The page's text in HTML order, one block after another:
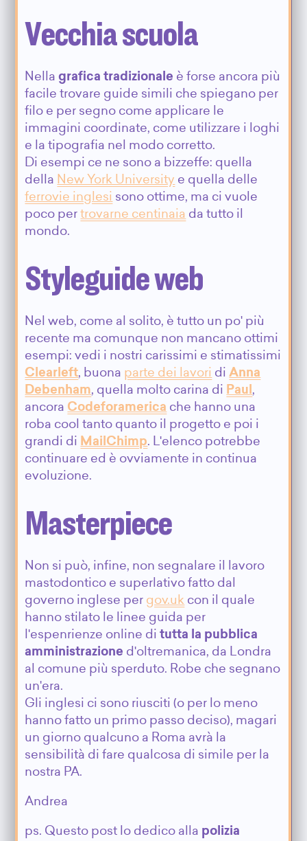
Vecchia scuola
Nellagrafica tradizionale è forse ancora più
facile trovare guide simili che spiegano per
filo e per segno come applicare le
immagini coordinate, come utilizzare i loghi
e la tipografia nel modo corretto.
Di esempi ce ne sono a bizzeffe: quella
della New York University e quella delle
ferrovie inglesi sono ottime, ma ci vuole
poco pertrovarne centinaia da tutto il
mondo.
Styleguide web
Nel web, come al solito, è tutto un po' più
recente ma comunque non mancano ottimi
esempi: vedi i nostri carissimi e stimatissimi
Clearleft, buona parte dei lavori diAnna
Debenham, quella molto carina di Paul ,
ancora Codeforamerica che hanno una
roba cool tanto quanto il progetto e poi i
grandi di MailChimp. L'elenco potrebbe
continuare ed è ovviamente in continua
evoluzione.
Masterpiece
Non si può, infine, non segnalare il lavoro
mastodontico e superlativo fatto dal
governo inglese per gov.uk con il quale
hanno stilato le linee guida per
l'espenrienze online ditutta la pubblica
amministrazione d'oltremanica, da Londra
al comune più sperduto. Robe che segnano
un'era.
Gli inglesi ci sono riusciti (o per lo meno
hanno fatto un primo passo deciso), magari
un giorno qualcuno a Roma avrà la
sensibilità di fare qualcosa di simile per la
nostra PA.
Andrea
ps. Questo post lo dedico alla polizia